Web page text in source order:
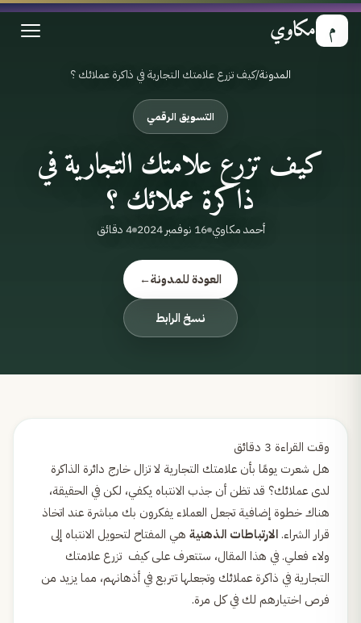
م مكاوي
المدونة/كيف تزرع علامتك التجارية في ذاكرة عملائك ؟
التسويق الرقمي
كيف تزرع علامتك التجارية في
ذاكرة عملائك ؟
أحمد مكاوي 16 نوفمبر 2024 4 دقائق
العودة للمدونة←
نسخ الرابط
هل شعرت يومًا بأن علامتك التجارية لا تزال خارج دائرة الذاكرة
لدى عملائك؟ قد تظن أن جذب الانتباه يكفي، لكن في الحقيقة،
هناك خطوة إضافية تجعل العملاء يفكرون بك مباشرة عند اتخاذ
قرار الشراء.الارتباطات الذهنية هي المفتاح لتحويل الانتباه إلى
ولاء فعلي. في هذا المقال، ستتعرف على كيف تزرع علامتك
التجارية في ذاكرة عملائك وتجعلها تتربع في أذهانهم، مما يزيد من
فرص اختيارهم لك في كل مرة.